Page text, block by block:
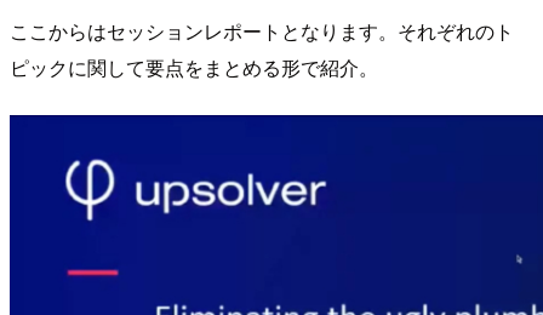
ここからはセッションレポートとなります。それぞれのト
ピックに関して要点をまとめる形で紹介。